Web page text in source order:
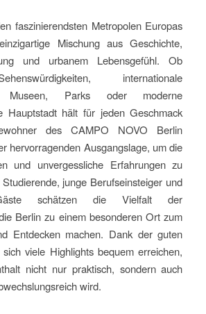
faszinierendsten Metropolen Europas
Mischung aus Geschichte,
und urbanem Lebensgefühl. Ob
internationale
Museen, Parks oder moderne
Hauptstadt hält für jeden Geschmack
des CAMPO NOVO Berlin
hervorragenden Ausgangslage, um die
und unvergessliche Erfahrungen zu
junge Berufseinsteiger und
schätzen die Vielfalt der
Berlin zu einem besonderen Ort zum
Entdecken machen. Dank der guten
viele Highlights bequem erreichen,
nicht nur praktisch, sondern auch
wird.